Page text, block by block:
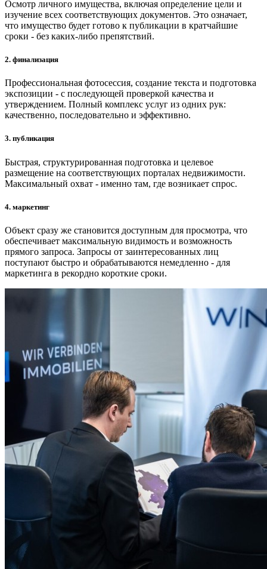
Осмотр личного имущества, включая определение цели и
изучение всех соответствующих документов. Это означает,
что имущество будет готово к публикации в кратчайшие
сроки - без каких-либо препятствий.
2. финализация
Профессиональная фотосессия, создание текста и подготовка
экспозиции - с последующей проверкой качества и
утверждением. Полный комплекс услуг из одних рук:
качественно, последовательно и эффективно.
3. публикация
Быстрая, структурированная подготовка и целевое
размещение на соответствующих порталах недвижимости.
Максимальный охват - именно там, где возникает спрос.
4. маркетинг
Объект сразу же становится доступным для просмотра, что
обеспечивает максимальную видимость и возможность
прямого запроса. Запросы от заинтересованных лиц
поступают быстро и обрабатываются немедленно - для
маркетинга в рекордно короткие сроки.